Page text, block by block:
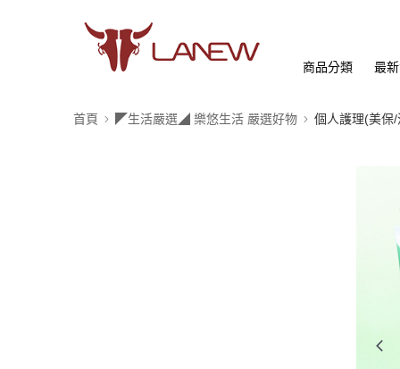
商品分類 最
首頁 ◤生活嚴選◢ 樂悠生活 嚴選好物 個人護理(美保